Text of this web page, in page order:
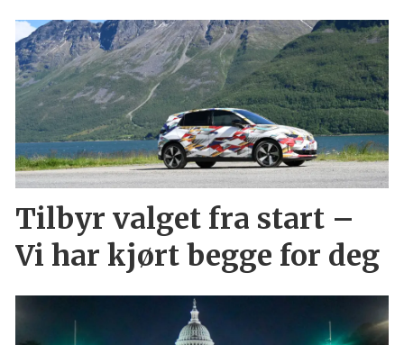
Tilbyr valget fra start –
Vi har kjørt begge for deg